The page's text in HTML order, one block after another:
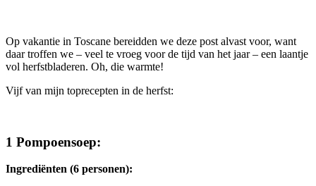
Op vakantie in Toscane bereidden we deze post alvast voor, want
daar troffen we – veel te vroeg voor de tijd van het jaar – een laantje
vol herfstbladeren. Oh, die warmte!
Vijf van mijn toprecepten in de herfst:
1 Pompoensoep:
Ingrediënten (6 personen):